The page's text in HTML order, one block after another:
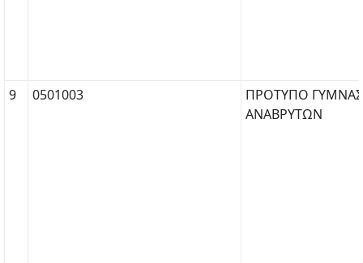
9 0501003
ΠΡΟΤΥΠΟ
ΑΝΑΒΡΥΤΩΝ